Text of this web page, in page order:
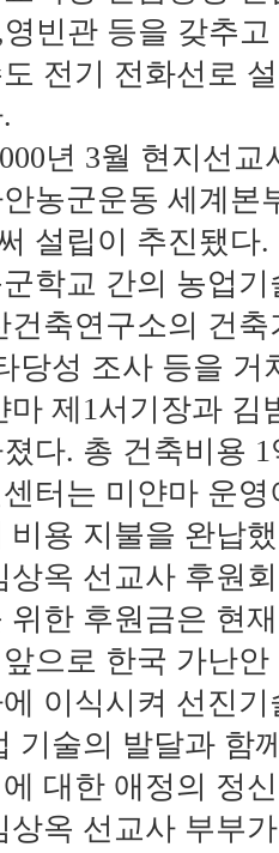
빈관 등을 갖추
전기 전화선로
년 3월 현지선
농군운동 세계본
설립이 추진됐다
학교 간의 농업
건축연구소의 건
당성 조사 등을 거
마 제1서기장과 김
다. 총 건축비용 1
터는 미얀마 운
비용 지불을 완납
상옥 선교사 후원
위한 후원금은 현
으로 한국 가난
이식시켜 선진
기술의 발달과 함
대한 애정의 정
상옥 선교사 부부